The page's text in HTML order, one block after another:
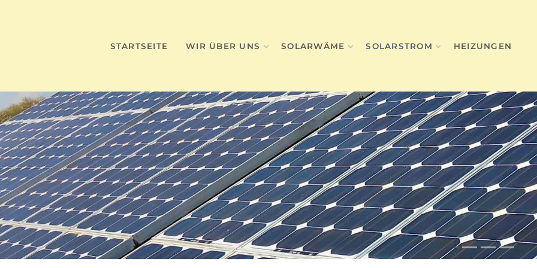
STARTSEITE WIR ÜBER UNS SOLARWÄME SOLARSTROM HEIZUNGEN